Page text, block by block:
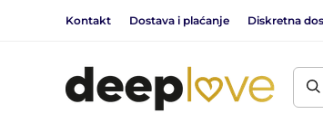
Kontakt Dostava i plaćanje Diskretna